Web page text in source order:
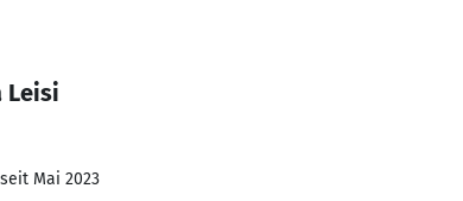
Leisi
Mai 2023